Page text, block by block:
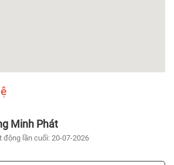
Minh Phát
động lần cuối: 20-07-2026